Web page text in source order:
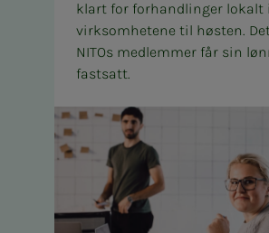
klart for forhandlinger lokalt i
virksomhetene til høsten.
NITOs medlemmer får sin
fastsatt.